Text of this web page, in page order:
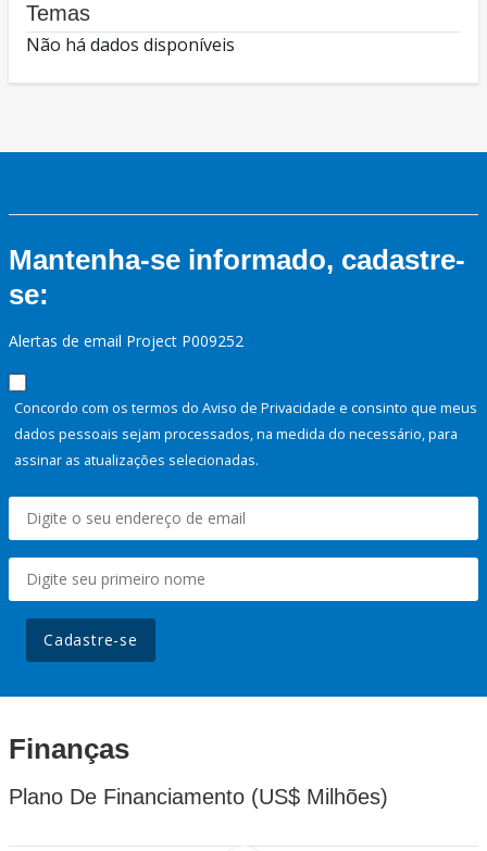
Temas
Não há dados disponíveis
Mantenha-se informado, cadastre-
se:
Alertas de email Project P009252
Concordo com os termos do Aviso de Privacidade e consinto que meus
dados pessoais sejam processados, na medida do necessário, para
assinar as atualizações selecionadas.
Cadastre-se
Finanças
Plano De Financiamento (US$ Milhões)